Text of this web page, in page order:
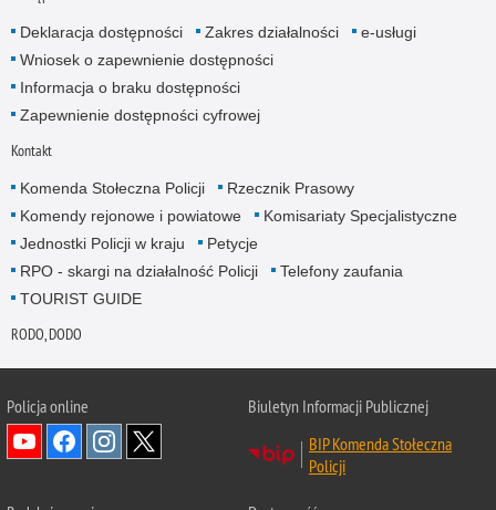
Deklaracja dostępności Zakres działalności
e-usługi
Wniosek o zapewnienie dostępności
Informacja o braku dostępności
Zapewnienie dostępności cyfrowej
Kontakt
Komenda Stołeczna Policji
Rzecznik Prasowy
Komendy rejonowe i powiatowe
Komisariaty Specjalistyczne
Jednostki Policji w kraju
Petycje
RPO - skargi na działalność Policji
Telefony zaufania
TOURIST GUIDE
RODO, DODO
Policja online
Biuletyn Informacji Publicznej
BIP Komenda Stołeczna
Policji